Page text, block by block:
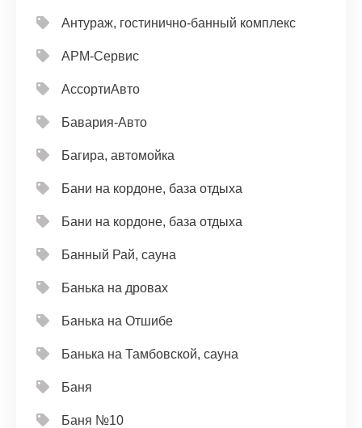
Антураж, гостинично-банный комплекс
АРМ-Сервис
АссортиАвто
Бавария-Авто
Багира, автомойка
Бани на кордоне, база отдыха
Бани на кордоне, база отдыха
Банный Рай, сауна
Банька на дровах
Банька на Отшибе
Банька на Тамбовской, сауна
Баня
Баня №10